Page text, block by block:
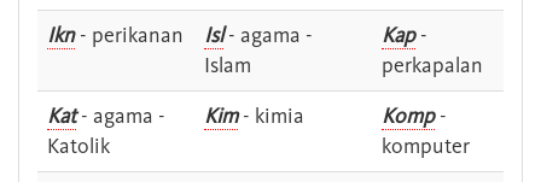
Ikn- perikanan Isl- agama -
Islam
Kap-
perkapalan
Kat- agama -
Katolik
Kim- kimia Komp-
komputer